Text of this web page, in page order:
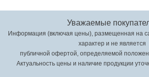
Уважаемые
Информация (включая цены), размещенная на
характер и не является
публичной офертой, определяемой
Актуальность цены и наличие продукции